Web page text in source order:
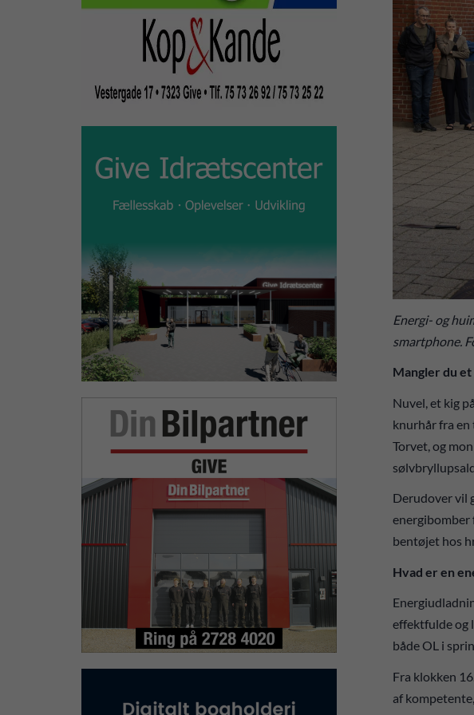
Energi- og
smartphone.
Mangler du
Nuvel, et kig
knurhår fra en
Torvet, og
Derudover vil
energibomber
bentøjet hos
Hvad er en
effektfulde og
både OL i
Fra klokken
af